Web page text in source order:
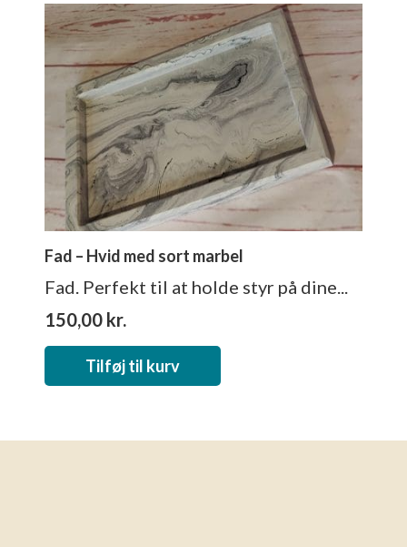
Fad – Hvid med sort marbel
Fad. Perfekt til at holde styr på dine...
150,00 kr.
Tilføj til kurv